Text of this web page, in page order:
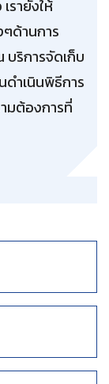
รายังให้
ๆด้านการ
บริการจัดเก็บ
ำเนินพิธีการ
มต้องการที่